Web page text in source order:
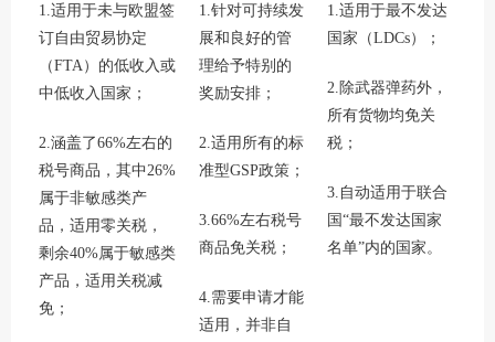
1.适用于未与欧盟签
订自由贸易协定
（FTA）的低收入或
中低收入国家；
2.涵盖了66%左右的
税号商品，其中26%
属于非敏感类产
品，适用零关税，
剩余40%属于敏感类
产品，适用关税减
免；
1.针对可持续发
展和良好的管
理给予特别的
奖励安排；
2.适用所有的标
准型GSP政策；
3.66%左右税号
商品免关税；
4.需要申请才能
适用，并非自
1.适用于最不发达
国家（LDCs）；
2.除武器弹药外，
所有货物均免关
税；
3.自动适用于联合
国“最不发达国家
名单”内的国家。